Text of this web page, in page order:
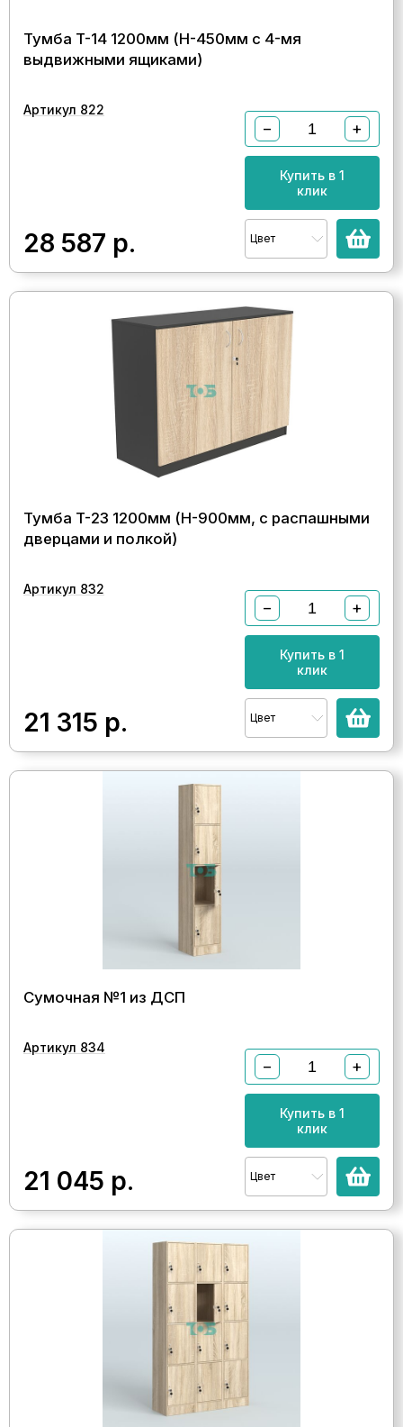
Тумба T-14 1200мм (H-450мм с 4-мя
выдвижными ящиками)
Артикул 822
28 587 р.
− +
Купить в 1
клик
Цвет
Тумба T-23 1200мм (H-900мм, с распашными
дверцами и полкой)
Артикул 832
21 315 р.
− +
Купить в 1
клик
Цвет
Сумочная №1 из ДСП
Артикул 834
21 045 р.
− +
Купить в 1
клик
Цвет